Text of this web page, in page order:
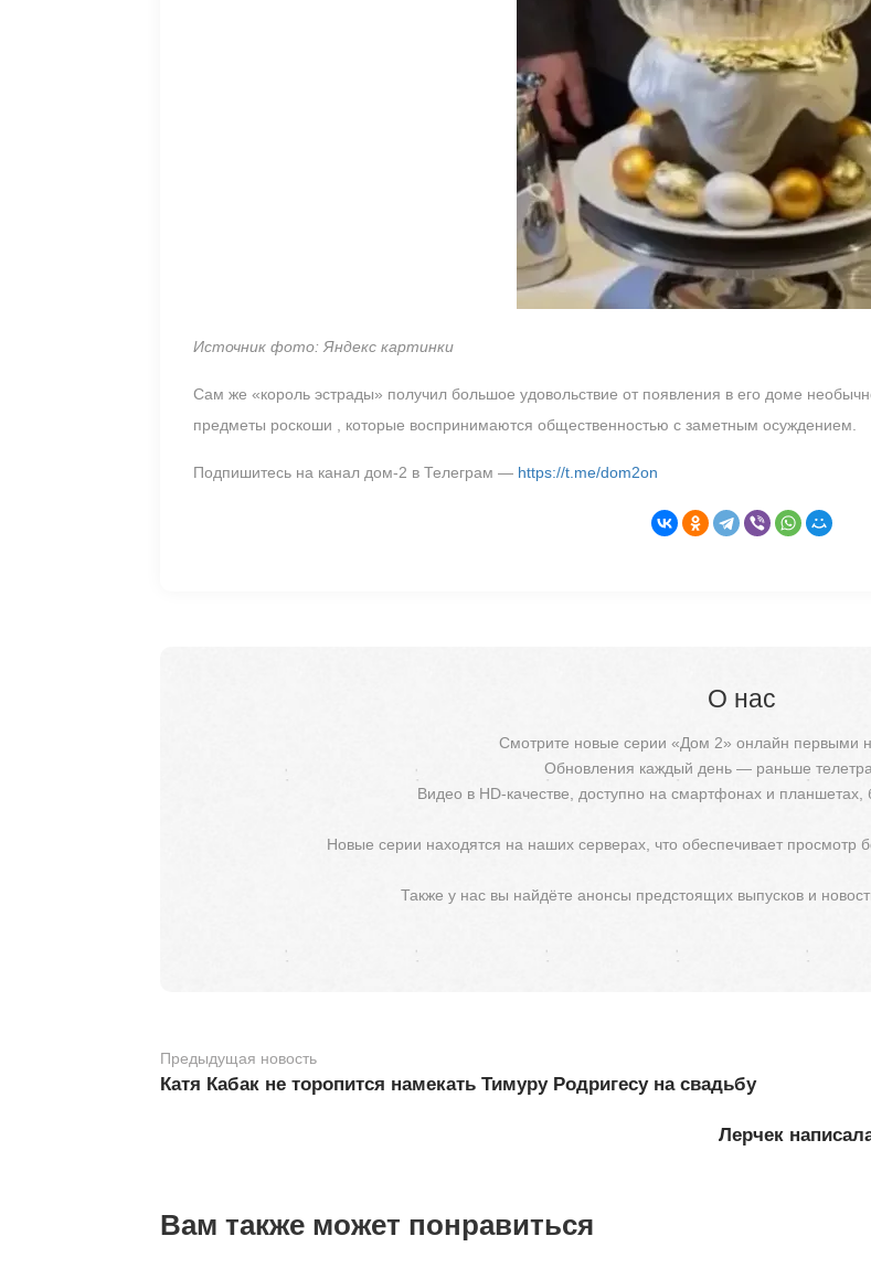
Источник фото: Яндекс картинки
Сам же «король эстрады» получил большое удовольствие от появления в его доме
предметы роскоши , которые воспринимаются общественностью с заметным осуждением.
Подпишитесь на канал дом-2 в Телеграм — https://t.me/dom2on
О нас
Смотрите новые серии «Дом 2» онлайн первыми
Обновления каждый день — раньше
Видео в HD-качестве, доступно на смартфонах и планшетах,
Новые серии находятся на наших серверах, что обеспечивает просмотр
Также у нас вы найдёте анонсы предстоящих выпусков и
Предыдущая новость
Катя Кабак не торопится намекать Тимуру Родригесу на свадьбу
Лерчек
Вам также может понравиться